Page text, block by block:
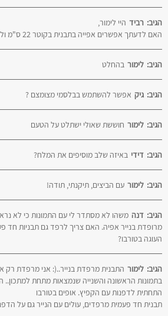
רביד הגיב:
היי לימור,
האם לדעתך אפשרים אפייה בתבנית בקוטר 22 ס"מ ולהפחית 5 דקות אפייה?
לימור הגיב: בהחלט
גיק הגיב: אפשר להשתמש בבלסמי מצומצם ?
לימור הגיב: חוששת שאולי ישתלט על הטעם
דידי הגיב: באיזה שלב מוסיפים את המלח?
לימור הגיב: עם הביצים, תיקנתי, תודה!
דנה הגיב:
משהו לא מסתדר לי עם התמונות כי לא
מרופדת בנייר אפיה. האם צריך לרפד גם תבניות חד
העוגה בטורבו?
לימור הגיב:
התבנית מרפדת בנייר..(: אני מרפדת רק
בתמונות הראשונה והשנייה שנמצאות מתחת למתכון..
התחתית לדפנות עם הקפיץ. אופים בטורבו
תבנית חד פעמית מרפדים, עולים עם הנייר גם על